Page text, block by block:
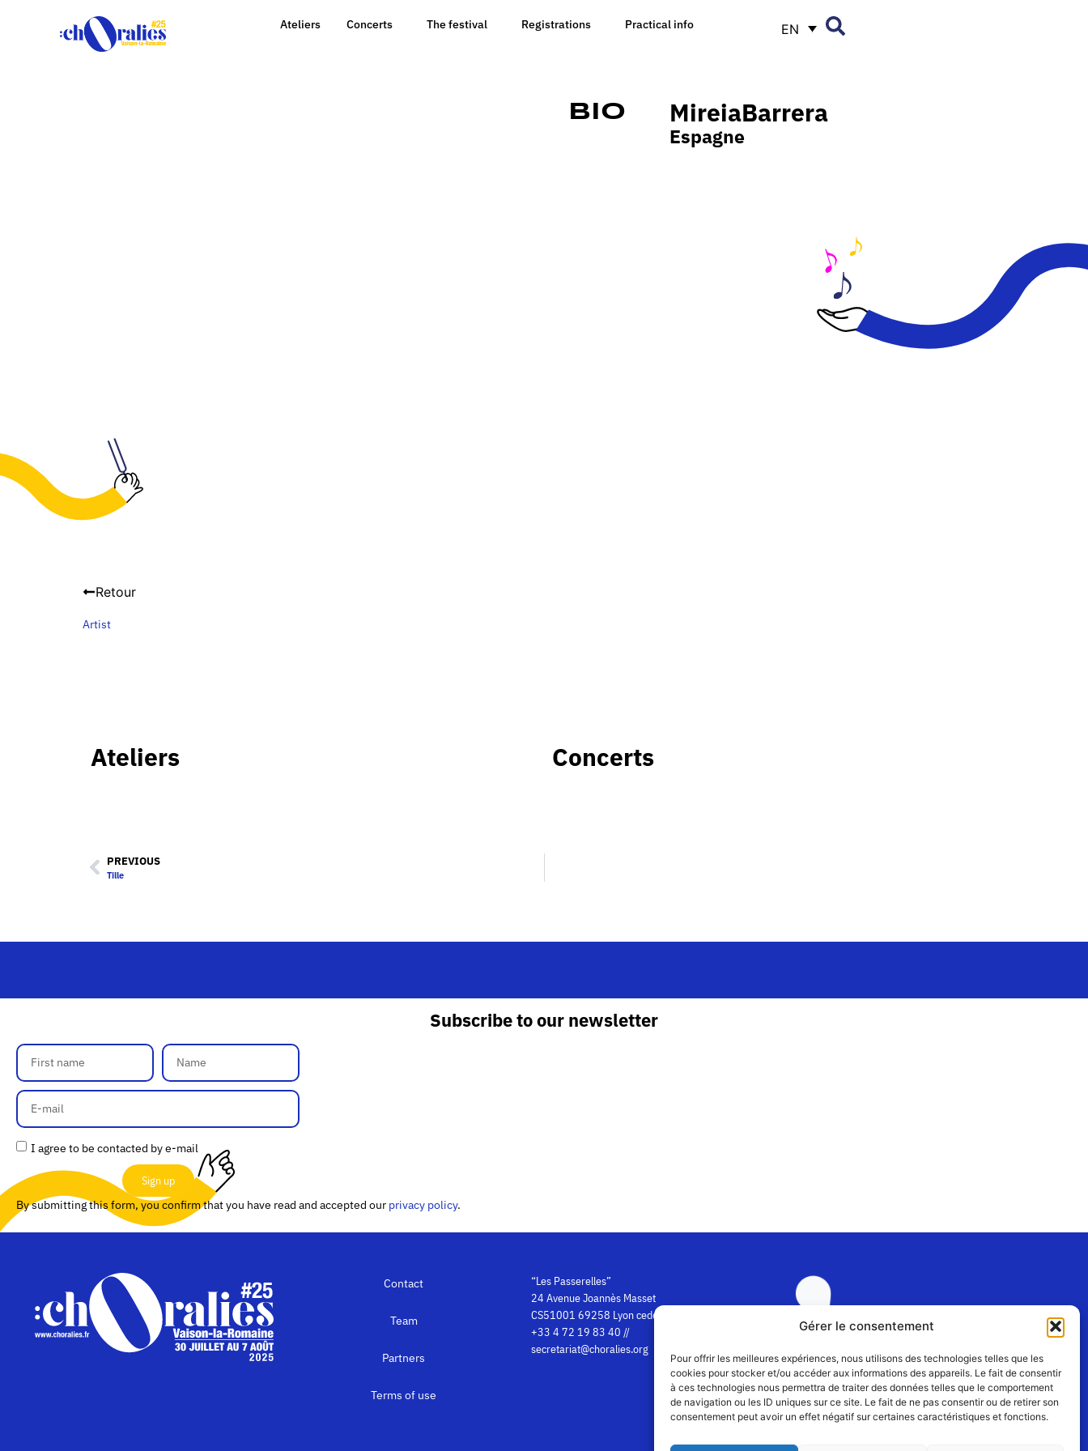
Gérer le consentement
Pour offrir les meilleures expériences, nous utilisons des technologies telles que les
cookies pour stocker et/ou accéder aux informations des appareils. Le fait de consentir
à ces technologies nous permettra de traiter des données telles que le comportement
de navigation ou les ID uniques sur ce site. Le fait de ne pas consentir ou de retirer son
consentement peut avoir un effet négatif sur certaines caractéristiques et fonctions.
Ateliers Concerts The festival Registrations Practical info EN
Bio MireiaBarrera
Espagne
Retour
Artist
Ateliers Concerts
PREVIOUS
Tille
Subscribe to our newsletter
I agree to be contacted by e-mail
Sign up
By submitting this form, you confirm that you have read and accepted our privacy policy.
Contact
Team
Partners
Terms of use
“Les Passerelles”
24 Avenue Joannès Masset
CS51001 69258 Lyon cedex 09
+33 4 72 19 83 40 //
secretariat@choralies.org
Join us